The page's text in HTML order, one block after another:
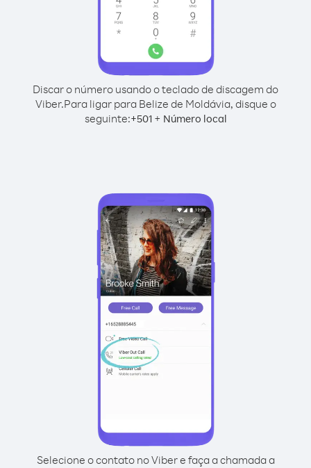
Discar o número usando o teclado de discagem do
Viber.Para ligar para Belize de Moldávia, disque o
seguinte:+501+ Número local
Selecione o contato no Viber e faça a chamada a